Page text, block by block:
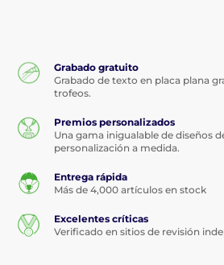
Grabado gratuito
Grabado de texto en placa plana
trofeos.
Premios personalizados
Una gama inigualable de diseños
personalización a medida.
Entrega rápida
Más de 4,000 artículos en stock
Excelentes críticas
Verificado en sitios de revisión